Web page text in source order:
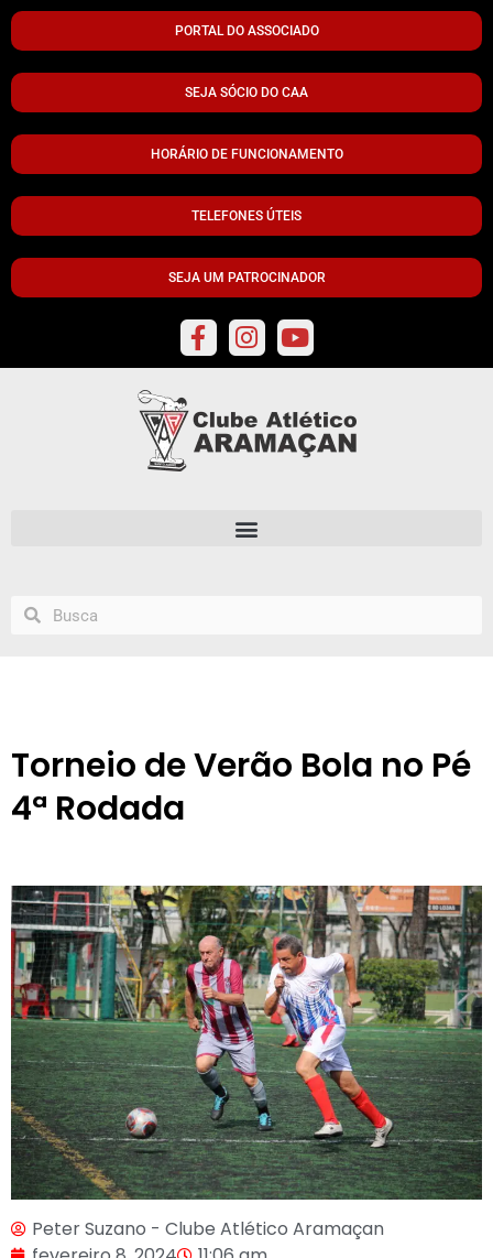
PORTAL DO ASSOCIADO
SEJA SÓCIO DO CAA
HORÁRIO DE FUNCIONAMENTO
TELEFONES ÚTEIS
SEJA UM PATROCINADOR
Torneio de Verão Bola no Pé
4ª Rodada
Peter Suzano - Clube Atlético Aramaçan